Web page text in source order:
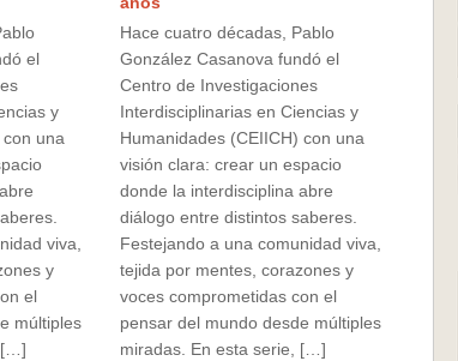
el
y
una
viva,
y
el
múltiples
[…]
Hace cuatro décadas, Pablo
González Casanova fundó el
Centro de Investigaciones
Interdisciplinarias en Ciencias y
Humanidades (CEIICH) con una
visión clara: crear un espacio
donde la interdisciplina abre
diálogo entre distintos saberes.
Festejando a una comunidad viva,
tejida por mentes, corazones y
voces comprometidas con el
pensar del mundo desde múltiples
miradas. En esta serie, […]